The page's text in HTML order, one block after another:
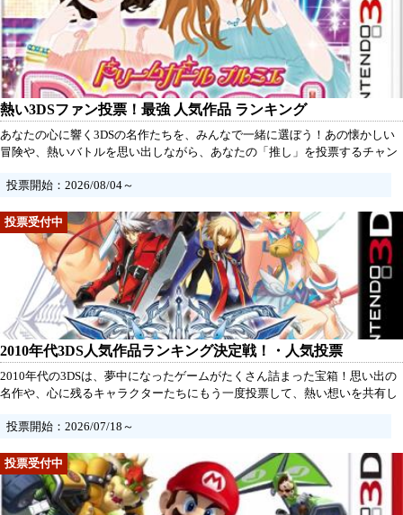
熱い3DSファン投票！最強 人気作品 ランキング
あなたの心に響く3DSの名作たちを、みんなで一緒に選ぼう！あの懐かしい
冒険や、熱いバトルを思い出しながら、あなたの「推し」を投票するチャン
す。さあ、思い出を胸に、今すぐ参加しよう！
投票開始：2026/08/04～
2010年代3DS人気作品ランキング決定戦！・人気投票
2010年代の3DSは、夢中になったゲームがたくさん詰まった宝箱！思い出の
名作や、心に残るキャラクターたちにもう一度投票して、熱い想いを共有し
るチャンスだ。さあ、参加して、素晴らしい作品たちに愛を届けよう！
投票開始：2026/07/18～